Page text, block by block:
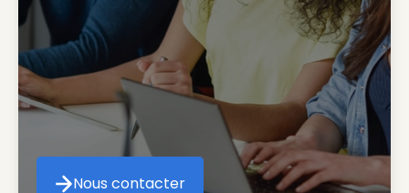
Nous contacter